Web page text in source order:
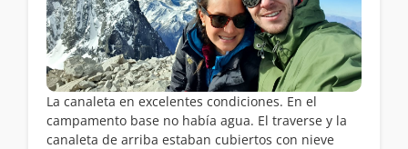
La canaleta en excelentes condiciones. En el
campamento base no había agua. El traverse y la
canaleta de arriba estaban cubiertos con nieve